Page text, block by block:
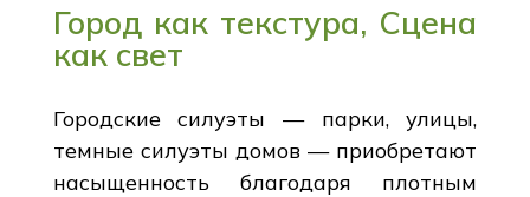
Город как текстура, Сцена
как свет
Городские силуэты — парки, улицы,
темные силуэты домов — приобретают
насыщенность благодаря плотным